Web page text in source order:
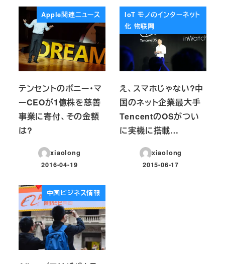
Apple関連ニュース
テンセントのポニー・マ
ーCEOが1億株を慈善
事業に寄付、その金額
は?
xiaolong
投稿日
2016-04-19
IoT モノのインターネット
化 物联网
え、スマホじゃない?中
国のネット企業最大手
TencentのOSがつい
に実機に搭載…
xiaolong
投稿日
2015-06-17
中国ビジネス情報